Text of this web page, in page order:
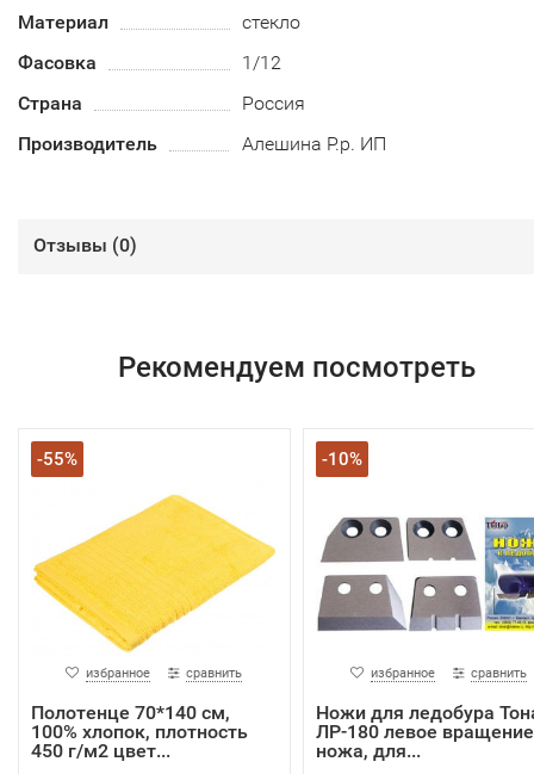
Материал
стекло
Фасовка
1/12
Страна
Россия
Производитель
Алешина Р.р. ИП
Отзывы (0)
Рекомендуем посмотреть
-55%
избранное сравнить
Полотенце 70*140 см,
100% хлопок, плотность
450 г/м2 цвет...
-10%
избранное сравнить
Ножи для ледобура
ЛР-180 левое
ножа, для...